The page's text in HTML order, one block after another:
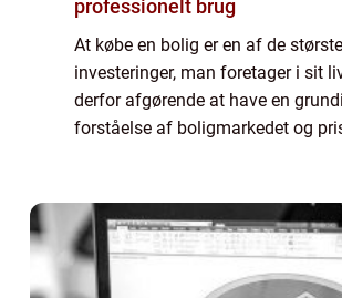
professionelt brug
At købe en bolig er en af de største
investeringer, man foretager i sit
derfor afgørende at have en
forståelse af boligmarkedet og